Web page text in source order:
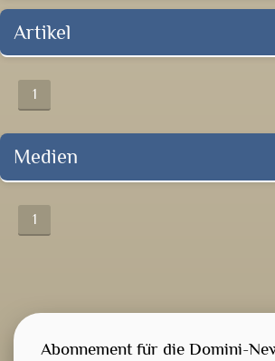
Artikel
1
Medien
1
Abonnement für die Domini-